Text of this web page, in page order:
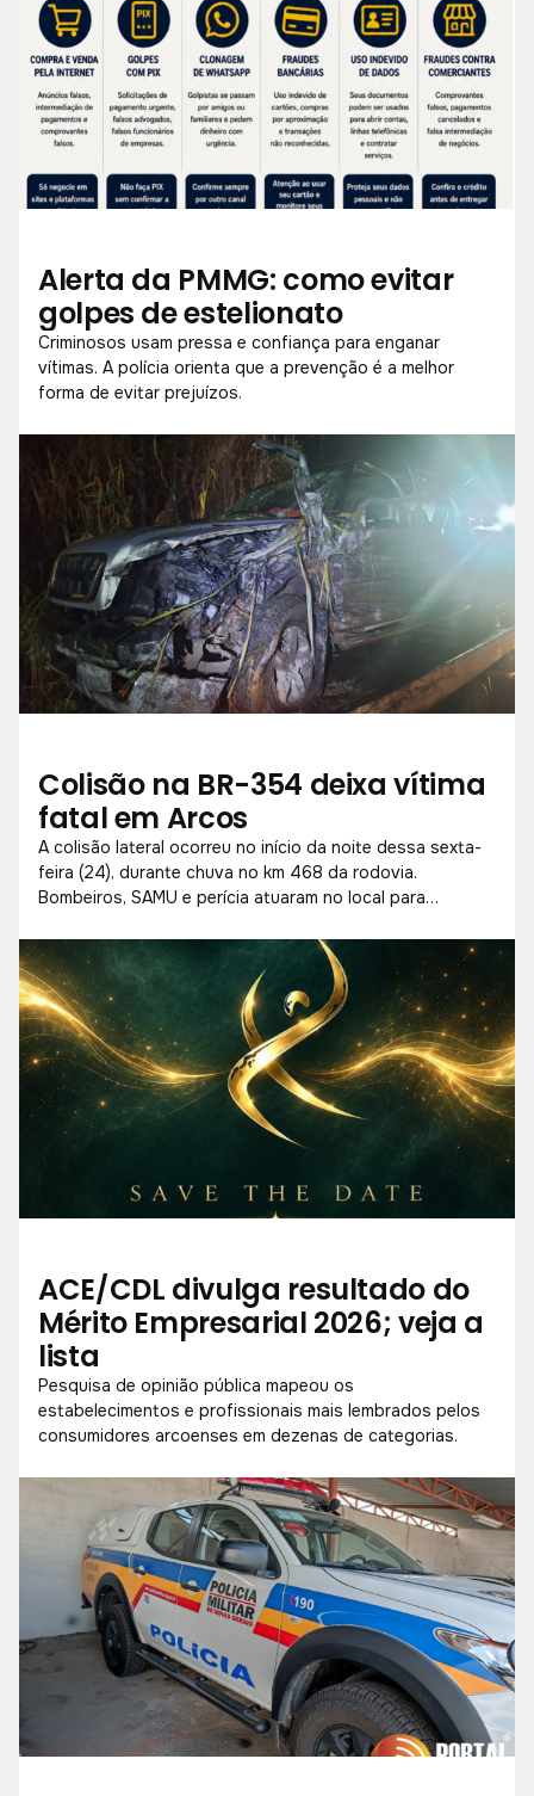
Alerta da PMMG: como evitar
golpes de estelionato
Criminosos usam pressa e confiança para enganar
vítimas. A polícia orienta que a prevenção é a melhor
forma de evitar prejuízos.
Colisão na BR-354 deixa vítima
fatal em Arcos
A colisão lateral ocorreu no início da noite dessa sexta-
feira (24), durante chuva no km 468 da rodovia.
Bombeiros, SAMU e perícia atuaram no local para
ACE/CDL divulga resultado do
Mérito Empresarial 2026; veja a
lista
Pesquisa de opinião pública mapeou os
estabelecimentos e profissionais mais lembrados pelos
consumidores arcoenses em dezenas de categorias.